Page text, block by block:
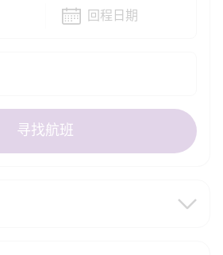
回程日期
寻找航班